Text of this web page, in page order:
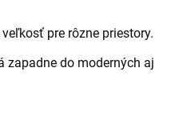
pre rôzne priestory.
zapadne do moderných aj